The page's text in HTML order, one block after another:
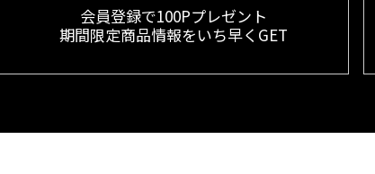
会員登録で100Pプレゼント
期間限定商品情報をいち早くGET